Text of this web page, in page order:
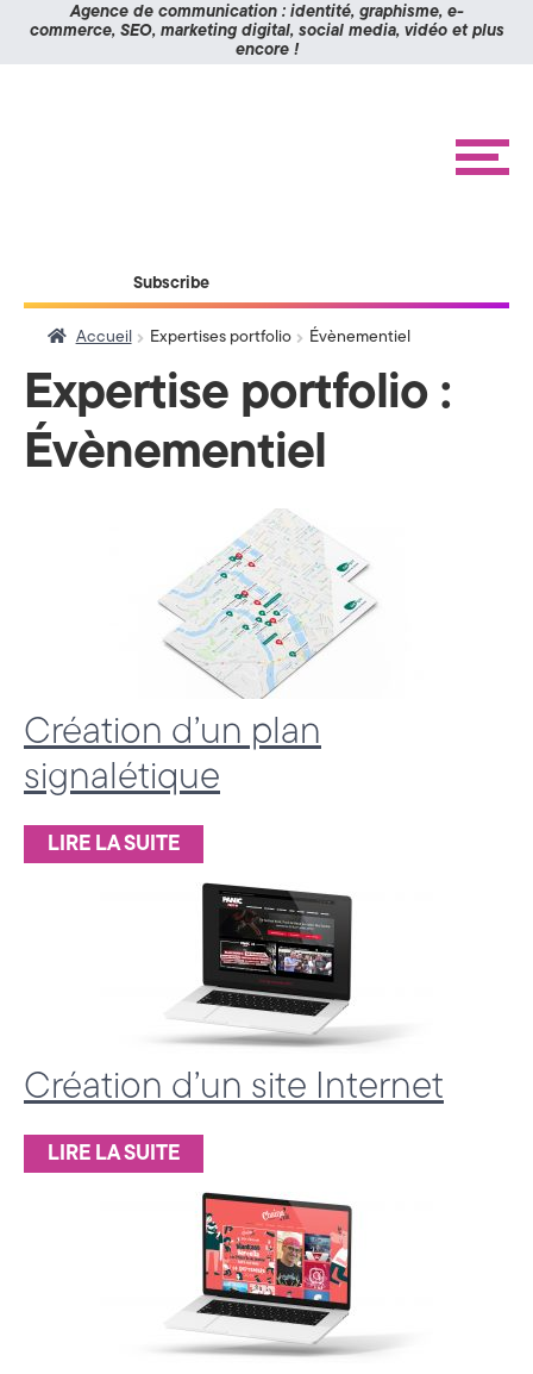
Agence de communication : identité, graphisme, e-
commerce, SEO, marketing digital, social media, vidéo et plus
encore !
>
g
e
c
e
d
e
C
u
n
i
c
a
o
n
3
6
M
RÉALISATIONS
ÉTUDES DE CAS
BLOG
CONTACT
Subscribe
Accueil Expertises portfolio Évènementiel
Expertise portfolio :
Évènementiel
Création d’un plan
signalétique
LIRE LA SUITE
Création d’un site Internet
LIRE LA SUITE
Panneau de gestion des cookies